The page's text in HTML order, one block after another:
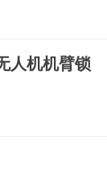
人机机臂锁